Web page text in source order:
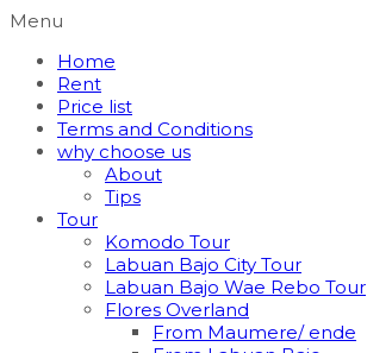
Menu
Home
Rent
Price list
Terms and Conditions
why choose us
About
Tips
Tour
Komodo Tour
Labuan Bajo City Tour
Labuan Bajo Wae Rebo Tour
Flores Overland
From Maumere/ ende